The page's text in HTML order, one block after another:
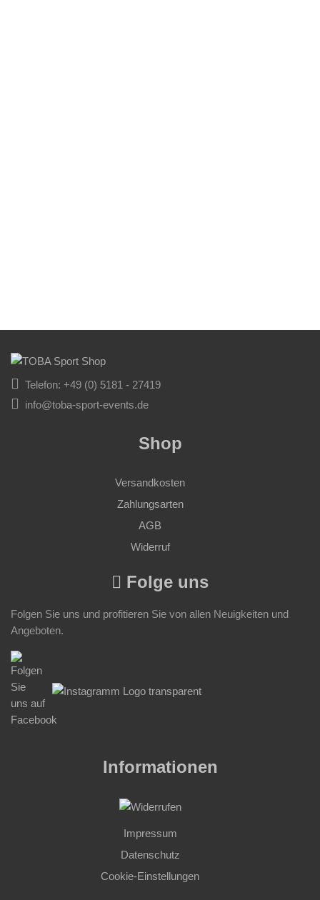
Telefon: +49 (0) 5181 - 27419
info@toba-sport-events.de
Shop
Versandkosten
Zahlungsarten
AGB
Widerruf
Folge uns
Folgen Sie uns und profitieren Sie von allen Neuigkeiten und
Angeboten.
Informationen
Impressum
Datenschutz
Cookie-Einstellungen